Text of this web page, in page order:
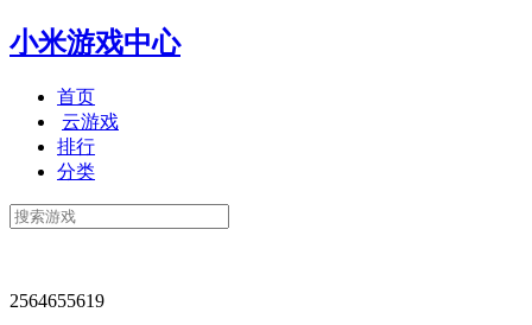
小米游戏中心
首页
云游戏
排行
分类
2564655619